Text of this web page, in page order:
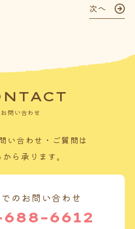
次へ
お問い合わせ
い合わせ・ご質問は
ら承ります。
のお問い合わせ
688-6612